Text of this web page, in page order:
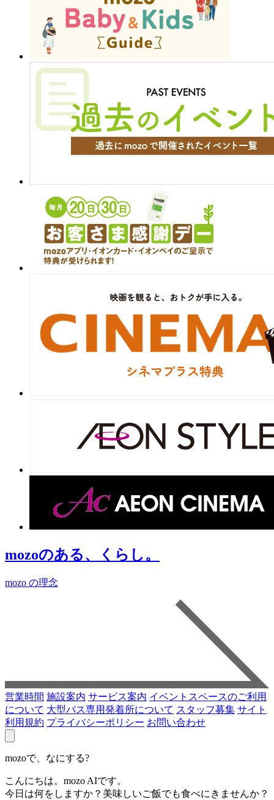
mozoのある、くらし。
mozo の理念
営業時間 施設案内 サービス案内 イベントスペースのご利用
について 大型バス専用発着所について スタッフ募集 サイト
利用規約 プライバシーポリシー お問い合わせ
mozoで、なにする?
こんにちは。mozo AIです。
今日は何をしますか？美味しいご飯でも食べにきませんか？